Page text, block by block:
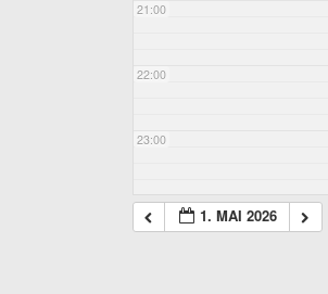
21:00
22:00
23:00
1. MAI 2026